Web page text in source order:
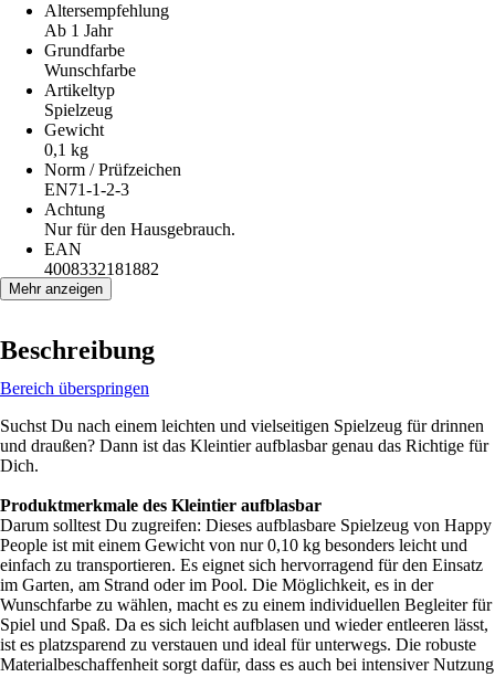
Altersempfehlung
Ab 1 Jahr
Grundfarbe
Wunschfarbe
Artikeltyp
Spielzeug
Gewicht
0,1 kg
Norm / Prüfzeichen
EN71-1-2-3
Achtung
Nur für den Hausgebrauch.
EAN
4008332181882
Mehr anzeigen
Beschreibung
Bereich überspringen
Suchst Du nach einem leichten und vielseitigen Spielzeug für drinnen
und draußen? Dann ist das Kleintier aufblasbar genau das Richtige für
Dich.
Produktmerkmale des Kleintier aufblasbar
Darum solltest Du zugreifen: Dieses aufblasbare Spielzeug von Happy
People ist mit einem Gewicht von nur 0,10 kg besonders leicht und
einfach zu transportieren. Es eignet sich hervorragend für den Einsatz
im Garten, am Strand oder im Pool. Die Möglichkeit, es in der
Wunschfarbe zu wählen, macht es zu einem individuellen Begleiter für
Spiel und Spaß. Da es sich leicht aufblasen und wieder entleeren lässt,
ist es platzsparend zu verstauen und ideal für unterwegs. Die robuste
Materialbeschaffenheit sorgt dafür, dass es auch bei intensiver Nutzung